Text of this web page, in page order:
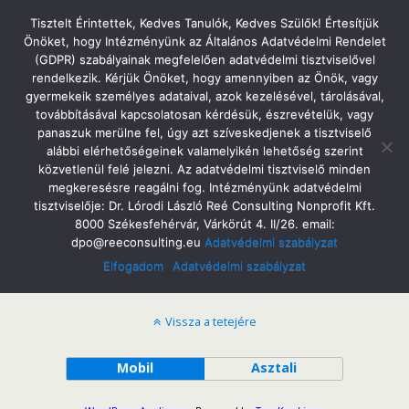
Tatabányai Árpád Gimnázium
2023/2024
Versenyeredményeink a 2023/24. tanévben Letöltés
Sporteredményeink a 2023/24. tanévben Letöltés
Vissza a tetejére
Mobil Asztali
Tisztelt Érintettek, Kedves Tanulók, Kedves Szülők! Értesítjük
Önöket, hogy Intézményünk az Általános Adatvédelmi Rendelet
(GDPR) szabályainak megfelelően adatvédelmi tisztviselővel
rendelkezik. Kérjük Önöket, hogy amennyiben az Önök, vagy
gyermekeik személyes adataival, azok kezelésével, tárolásával,
továbbításával kapcsolatosan kérdésük, észrevételük, vagy
panaszuk merülne fel, úgy azt szíveskedjenek a tisztviselő
alábbi elérhetőségeinek valamelyikén lehetőség szerint
közvetlenül felé jelezni. Az adatvédelmi tisztviselő minden
megkeresésre reagálni fog. Intézményünk adatvédelmi
tisztviselője: Dr. Lórodi László Reé Consulting Nonprofit Kft.
8000 Székesfehérvár, Várkörút 4. II/26. email:
dpo@reeconsulting.eu Adatvédelmi szabályzat
Elfogadom
Adatvédelmi szabályzat